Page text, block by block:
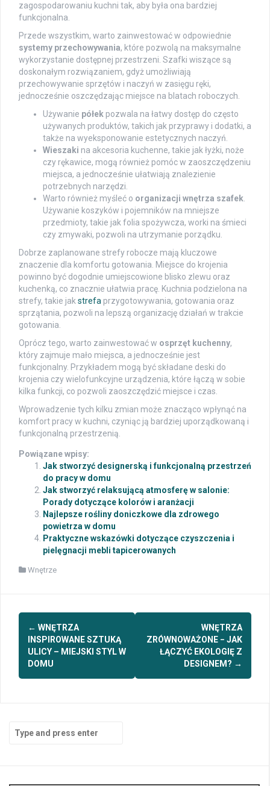
zagospodarowaniu kuchni tak, aby była ona bardziej
funkcjonalna.
Przede wszystkim, warto zainwestować w odpowiednie
systemy przechowywania, które pozwolą na maksymalne
wykorzystanie dostępnej przestrzeni. Szafki wiszące są
doskonałym rozwiązaniem, gdyż umożliwiają
przechowywanie sprzętów i naczyń w zasięgu ręki,
jednocześnie oszczędzając miejsce na blatach roboczych.
Używanie półek pozwala na łatwy dostęp do często
używanych produktów, takich jak przyprawy i dodatki, a
także na wyeksponowanie estetycznych naczyń.
Wieszaki na akcesoria kuchenne, takie jak łyżki, noże
czy rękawice, mogą również pomóc w zaoszczędzeniu
miejsca, a jednocześnie ułatwiają znalezienie
potrzebnych narzędzi.
Warto również myśleć o organizacji wnętrza szafek.
Używanie koszyków i pojemników na mniejsze
przedmioty, takie jak folia spożywcza, worki na śmieci
czy zmywaki, pozwoli na utrzymanie porządku.
Dobrze zaplanowane strefy robocze mają kluczowe
znaczenie dla komfortu gotowania. Miejsce do krojenia
powinno być dogodnie umiejscowione blisko zlewu oraz
kuchenką, co znacznie ułatwia pracę. Kuchnia podzielona na
strefy, takie jakstrefa przygotowywania, gotowania oraz
sprzątania, pozwoli na lepszą organizację działań w trakcie
gotowania.
Oprócz tego, warto zainwestować w osprzęt kuchenny,
który zajmuje mało miejsca, a jednocześnie jest
funkcjonalny. Przykładem mogą być składane deski do
krojenia czy wielofunkcyjne urządzenia, które łączą w sobie
kilka funkcji, co pozwoli zaoszczędzić miejsce i czas.
Wprowadzenie tych kilku zmian może znacząco wpłynąć na
komfort pracy w kuchni, czyniąc ją bardziej uporządkowaną i
funkcjonalną przestrzenią.
Powiązane wpisy:
Jak stworzyć designerską i funkcjonalną przestrzeń
do pracy w domu
Jak stworzyć relaksującą atmosferę w salonie:
Porady dotyczące kolorów i aranżacji
Najlepsze rośliny doniczkowe dla zdrowego
powietrza w domu
Praktyczne wskazówki dotyczące czyszczenia i
pielęgnacji mebli tapicerowanych
Wnętrze
Post
navigation
← WNĘTRZA
INSPIROWANE SZTUKĄ
ULICY – MIEJSKI STYL W
DOMU
WNĘTRZA
ZRÓWNOWAŻONE − JAK
ŁĄCZYĆ EKOLOGIĘ Z
DESIGNEM? →
Search
for: